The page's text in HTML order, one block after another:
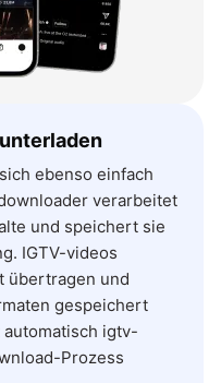
ebenso einfach
verarbeitet
und speichert sie
IGTV-videos
übertragen und
gespeichert
igtv-
Prozess